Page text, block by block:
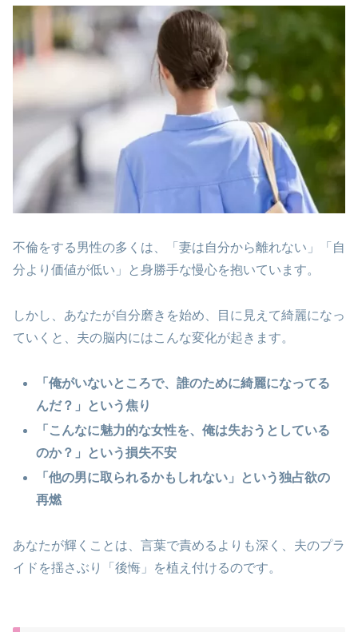
不倫をする男性の多くは、「妻は自分から離れない」「自
分より価値が低い」と身勝手な慢心を抱いています。
しかし、あなたが自分磨きを始め、目に見えて綺麗になっ
ていくと、夫の脳内にはこんな変化が起きます。
「俺がいないところで、誰のために綺麗になってる
んだ？」という焦り
「こんなに魅力的な女性を、俺は失おうとしている
のか？」という損失不安
「他の男に取られるかもしれない」という独占欲の
再燃
あなたが輝くことは、言葉で責めるよりも深く、夫のプラ
イドを揺さぶり「後悔」を植え付けるのです。